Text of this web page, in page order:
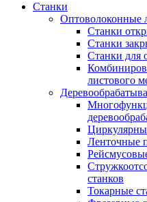
Станки
Оптоволоконные
Станки
Станки
Станки для
листового
Ленточные
станков
Токарные